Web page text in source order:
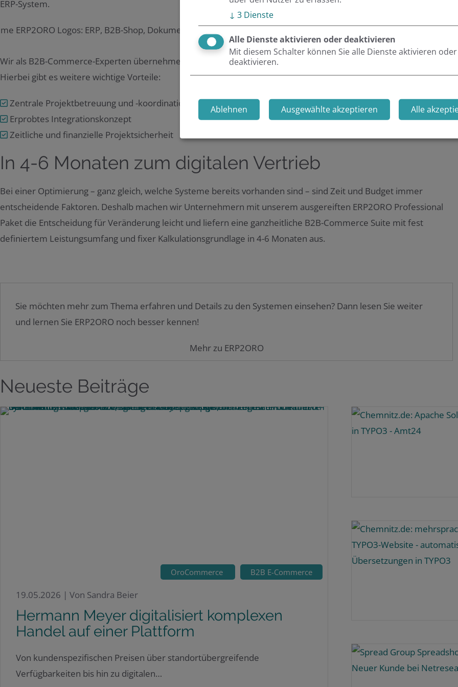
ERP-System.
Wir als B2B-Commerce-Experten übernehmen die ORO-Systemintegration und unterstützen bei der Einrichtung.
Hierbei gibt es weitere wichtige Vorteile:
Zentrale Projektbetreuung und -koordination
Erprobtes Integrationskonzept
Zeitliche und finanzielle Projektsicherheit
In 4-6 Monaten zum digitalen Vertrieb
Bei einer Optimierung – ganz gleich, welche Systeme bereits vorhanden sind – sind Zeit und Budget immer
entscheidende Faktoren. Deshalb machen wir Unternehmern mit unserem ausgereiften ERP2ORO Professional
Paket die Entscheidung für Veränderung leicht und liefern eine ganzheitliche B2B-Commerce Suite mit fest
definiertem Leistungsumfang und fixer Kalkulationsgrundlage in 4-6 Monaten aus.
Sie möchten mehr zum Thema erfahren und Details zu den Systemen einsehen? Dann lesen Sie weiter
und lernen Sie ERP2ORO noch besser kennen!
Mehr zu ERP2ORO
Neueste Beiträge
OroCommerce B2B E-Commerce
19.05.2026 | Von Sandra Beier
Hermann Meyer digitalisiert komplexen
Handel auf einer Plattform
Von kundenspezifischen Preisen über standortübergreifende
Verfügbarkeiten bis hin zu digitalen…
↓ 3 Dienste
Alle Dienste aktivieren oder deaktivieren
Mit diesem Schalter können Sie alle Dienste aktivieren oder
deaktivieren.
Ablehnen Ausgewählte akzeptieren Alle